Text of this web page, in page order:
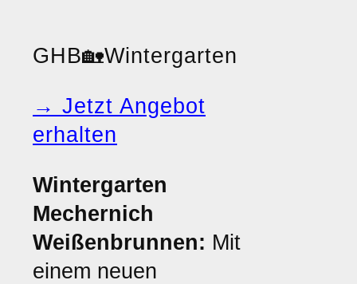
GHB🏡Wintergarten
→ Jetzt Angebot
erhalten
Wintergarten
Mechernich
Weißenbrunnen: Mit
einem neuen